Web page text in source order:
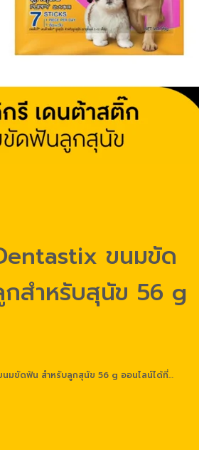
ขนมขัด
สำหรับสุนัข 56 g
มขัดฟัน สำหรับลูกสุนัข 56 g ออนไลน์ได้ที่…